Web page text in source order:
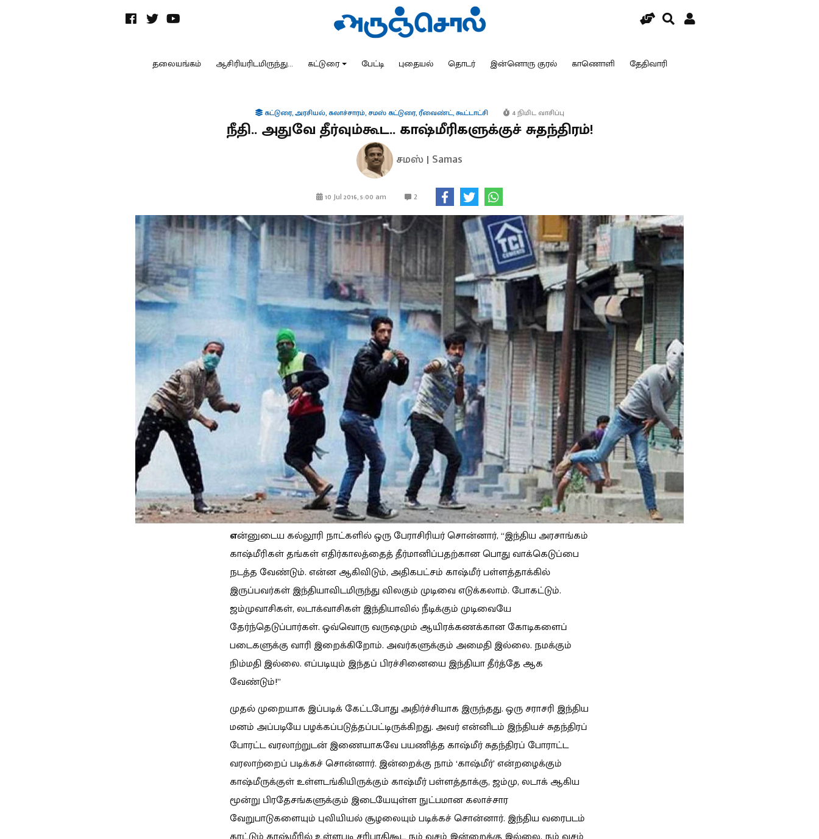
தலையங்கம் ஆசிரியரிடமிருந்து... கட்டுரை பேட்டி புதையல் தொடர் இன்னொரு குரல் காணொளி தேதிவாரி
கட்டுரை,அரசியல்,கலாச்சாரம்,சமஸ் கட்டுரை,ரீவைண்ட்,கூட்டாட்சி 4 நிமிட வாசிப்பு
நீதி.. அதுவே தீர்வும்கூட.. காஷ்மீரிகளுக்குச் சுதந்திரம்!
சமஸ் | Samas
10 Jul 2016, 5:00 am 2
என்னுடைய கல்லூரி நாட்களில் ஒரு பேராசிரியர் சொன்னார், “இந்திய அரசாங்கம்
காஷ்மீரிகள் தங்கள் எதிர்காலத்தைத் தீர்மானிப்பதற்கான பொது வாக்கெடுப்பை
நடத்த வேண்டும். என்ன ஆகிவிடும், அதிகபட்சம் காஷ்மீர் பள்ளத்தாக்கில்
இருப்பவர்கள் இந்தியாவிடமிருந்து விலகும் முடிவை எடுக்கலாம். போகட்டும்.
ஜம்முவாசிகள், லடாக்வாசிகள் இந்தியாவில் நீடிக்கும் முடிவையே
தேர்ந்தெடுப்பார்கள். ஒவ்வொரு வருஷமும் ஆயிரக்கணக்கான கோடிகளைப்
படைகளுக்கு வாரி இறைக்கிறோம். அவர்களுக்கும் அமைதி இல்லை. நமக்கும்
நிம்மதி இல்லை. எப்படியும் இந்தப் பிரச்சினையை இந்தியா தீர்த்தே ஆக
வேண்டும்!”
முதல் முறையாக இப்படிக் கேட்டபோது அதிர்ச்சியாக இருந்தது. ஒரு சராசரி இந்திய
மனம் அப்படியே பழக்கப்படுத்தப்பட்டிருக்கிறது. அவர் என்னிடம் இந்தியச் சுதந்திரப்
போரட்ட வரலாற்றுடன் இணையாகவே பயணித்த காஷ்மீர் சுதந்திரப் போராட்ட
வரலாற்றைப் படிக்கச் சொன்னார். இன்றைக்கு நாம் ‘காஷ்மீர்’ என்றழைக்கும்
காஷ்மீருக்குள் உள்ளடங்கியிருக்கும் காஷ்மீர் பள்ளத்தாக்கு, ஜம்மு, லடாக் ஆகிய
மூன்று பிரதேசங்களுக்கும் இடையேயுள்ள நுட்பமான கலாச்சார
வேறுபாடுகளையும் புவியியல் சூழலையும் படிக்கச் சொன்னார். இந்திய வரைபடம்